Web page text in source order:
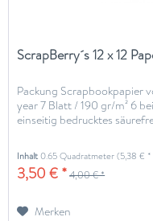
ScrapBerry´s 12 x 12
Packung Scrapbookpapier
year 7 Blatt / 190 gr/m² 6
einseitig bedrucktes
Inhalt0.65 Quadratmeter(5,38 € *
3,50 € *4,00 € *
Merken